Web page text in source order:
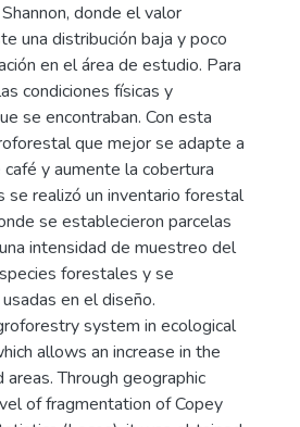
donde el valor
una distribución baja y poco
en el área de estudio. Para
condiciones físicas y
se encontraban. Con esta
que mejor se adapte a
y aumente la cobertura
realizó un inventario forestal
se establecieron parcelas
intensidad de muestreo del
forestales y se
en el diseño.
system in ecological
allows an increase in the
Through geographic
of fragmentation of Copey